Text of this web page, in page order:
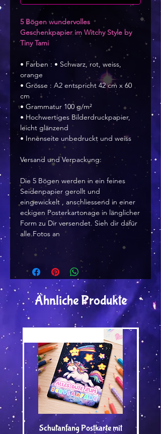
5 Bögen wundervolles
Geschenkpapier im Witchy Style by
Tiny Tami
• Farben : • Schwarz, rot, weiss,
orange
• Grösse : A2 entspricht 42 cm x 60
cm
• Grammatur 100 g/m²
• Hochwertiges Bilderdruckpapier,
leicht glänzend
• Innenseite unbedruckt und weiss
Versand und Verpackung:
Die 5 Bögen werden in ein feines
Seidenpapier gerollt und
eingewickelt , anschliessend in einer
eckigen Posterkartonage in länglicher
Form zu Dir versendet. Sieh dir dafür
alle Fotos an
Ähnliche Produkte
Schulanfang Postkarte mit